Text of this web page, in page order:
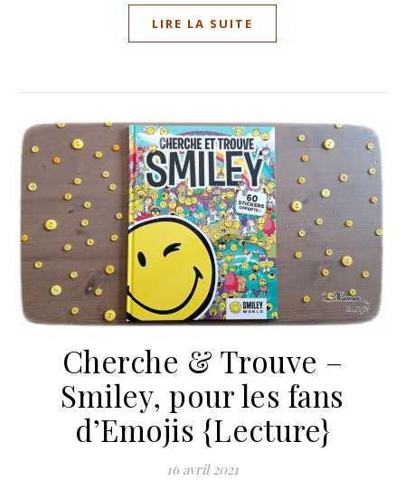
LIRE LA SUITE
Cherche & Trouve –
Smiley, pour les fans
d’Emojis {Lecture}
16 avril 2021